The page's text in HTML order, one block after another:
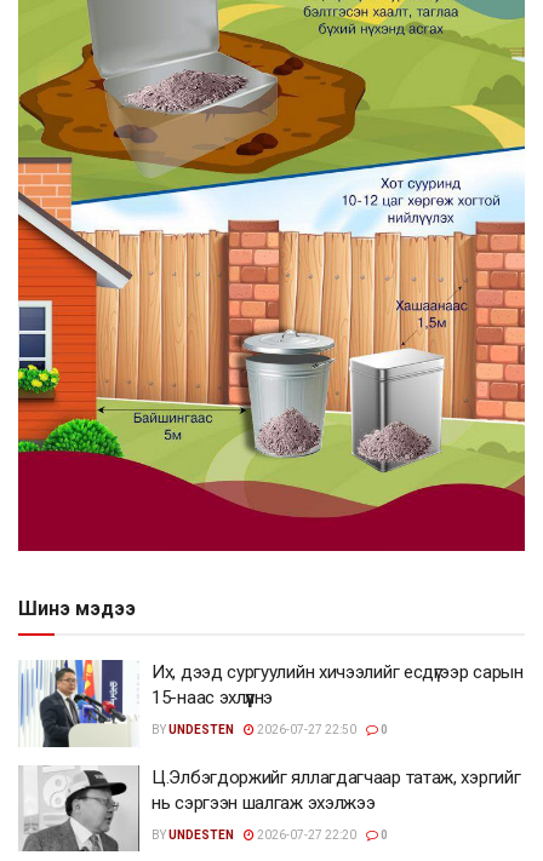
Шинэ мэдээ
Их, дээд сургуулийн хичээлийг есдүгээр сарын
15-наас эхлүүлнэ
BYUNDESTEN 2026-07-27 22:50 0
Ц.Элбэгдоржийг яллагдагчаар татаж, хэргийг
нь сэргээн шалгаж эхэлжээ
BYUNDESTEN 2026-07-27 22:20 0